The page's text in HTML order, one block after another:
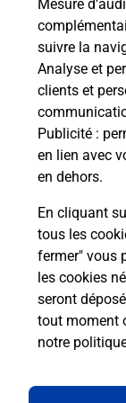
Mesure
suivre la
Analyse et
clients et
Publicité :
en lien avec
en dehors.
En cliquant
tous les
fermer" vous
les cookies
seront
tout moment
notre
Boîte aux
Collecte
1 Place Du
38690 Le
Le lien s'ouvre
Localiser Liste